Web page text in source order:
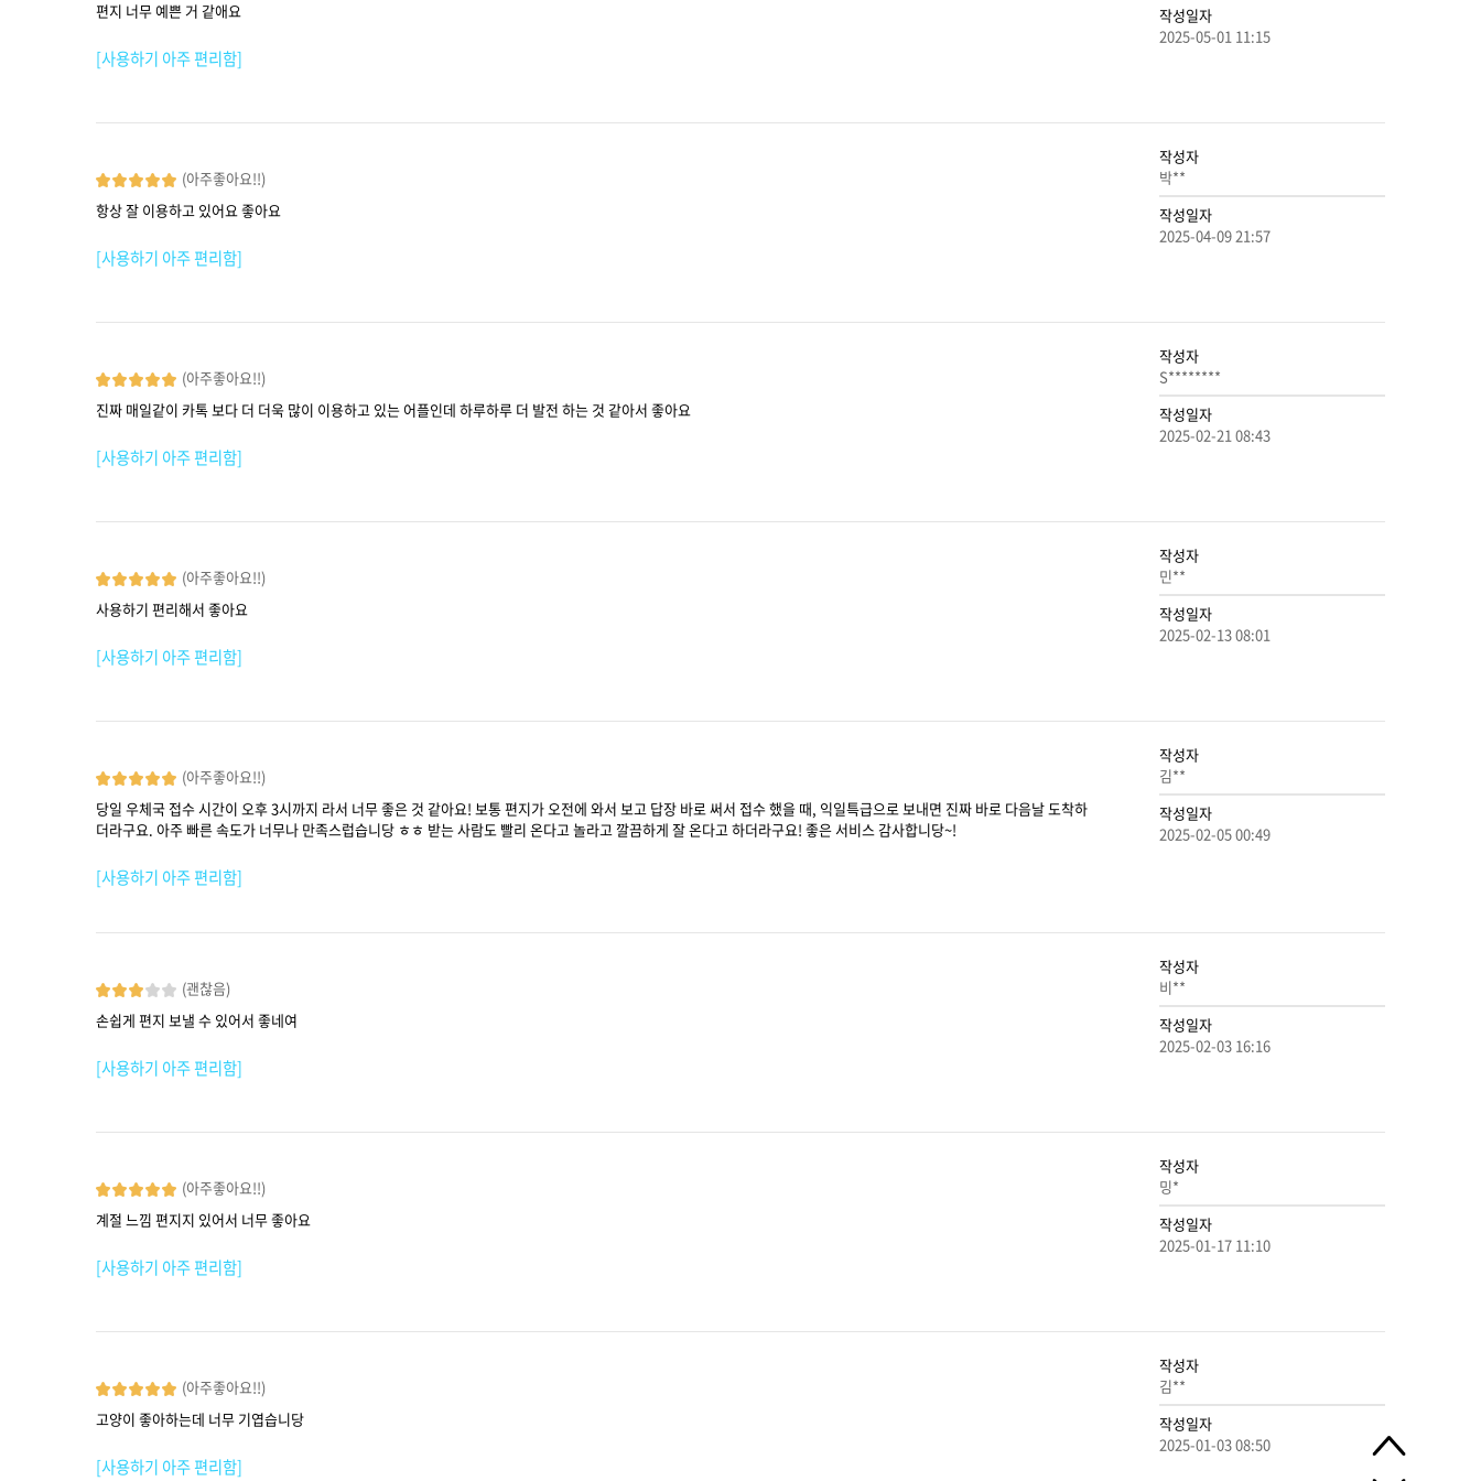
작성일자
2025-05-01 11:15
편지 너무 예쁜 거 같애요
[사용하기 아주 편리함]
작성자
박**
작성일자
2025-04-09 21:57
(아주좋아요!!)
항상 잘 이용하고 있어요 좋아요
[사용하기 아주 편리함]
작성자
S********
작성일자
2025-02-21 08:43
(아주좋아요!!)
진짜 매일같이 카톡 보다 더 더욱 많이 이용하고 있는 어플인데 하루하루 더 발전 하는 것 같아서 좋아요
[사용하기 아주 편리함]
작성자
민**
작성일자
2025-02-13 08:01
(아주좋아요!!)
사용하기 편리해서 좋아요
[사용하기 아주 편리함]
작성자
김**
작성일자
2025-02-05 00:49
(아주좋아요!!)
당일 우체국 접수 시간이 오후 3시까지 라서 너무 좋은 것 같아요! 보통 편지가 오전에 와서 보고 답장 바로 써서 접수 했을 때, 익일특급으로 보내면 진짜 바로 다음날 도착하
더라구요. 아주 빠른 속도가 너무나 만족스럽습니당 ㅎㅎ 받는 사람도 빨리 온다고 놀라고 깔끔하게 잘 온다고 하더라구요! 좋은 서비스 감사합니당~!
[사용하기 아주 편리함]
작성자
비**
작성일자
2025-02-03 16:16
(괜찮음)
손쉽게 편지 보낼 수 있어서 좋네여
[사용하기 아주 편리함]
작성자
밍*
작성일자
2025-01-17 11:10
(아주좋아요!!)
계절 느낌 편지지 있어서 너무 좋아요
[사용하기 아주 편리함]
작성자
김**
작성일자
2025-01-03 08:50
(아주좋아요!!)
고양이 좋아하는데 너무 기엽습니당
[사용하기 아주 편리함]